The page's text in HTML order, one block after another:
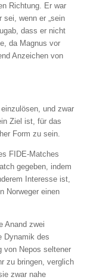
Richtung. Er war
sei, wenn er „sein
dass er nicht
da Magnus vor
Anzeichen von
und zwar
Ziel ist, für das
Form zu sein.
FIDE-Matches
gegeben, indem
Interesse ist,
Norweger einen
Anand zwei
Dynamik des
von Nepos seltener
zu bringen, verglich
zwar nahe